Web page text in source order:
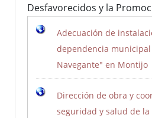
Desfavorecidos y la
Adecuación de
dependencia municipal
Navegante" en Montijo
Dirección de obra y
seguridad y salud de